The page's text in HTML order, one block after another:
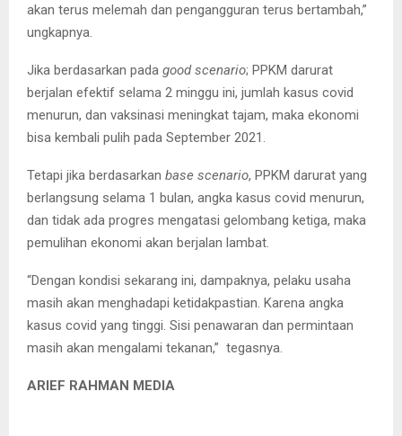
akan terus melemah dan pengangguran terus bertambah,”
ungkapnya.
Jika berdasarkan pada good scenario; PPKM darurat
berjalan efektif selama 2 minggu ini, jumlah kasus covid
menurun, dan vaksinasi meningkat tajam, maka ekonomi
bisa kembali pulih pada September 2021.
Tetapi jika berdasarkan base scenario, PPKM darurat yang
berlangsung selama 1 bulan, angka kasus covid menurun,
dan tidak ada progres mengatasi gelombang ketiga, maka
pemulihan ekonomi akan berjalan lambat.
“Dengan kondisi sekarang ini, dampaknya, pelaku usaha
masih akan menghadapi ketidakpastian. Karena angka
kasus covid yang tinggi. Sisi penawaran dan permintaan
masih akan mengalami tekanan,” tegasnya.
ARIEF RAHMAN MEDIA